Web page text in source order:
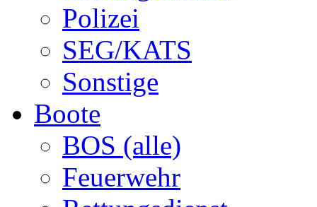
Polizei
SEG/KATS
Sonstige
Boote
BOS (alle)
Feuerwehr